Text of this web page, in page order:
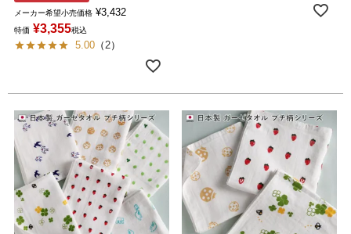
メーカー希望小売価格 ¥3,432
特価 ¥3,355税込
5.00 （2）